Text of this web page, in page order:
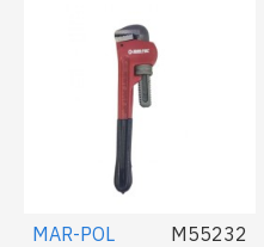
MAR-POL M55232